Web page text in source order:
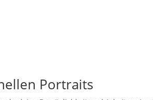
Portraits